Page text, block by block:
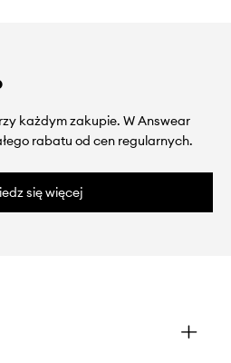
każdym zakupie. W Answear
rabatu od cen regularnych.
się więcej